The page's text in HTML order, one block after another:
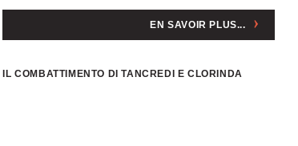
EN SAVOIR PLUS...
IL COMBATTIMENTO DI TANCREDI E CLORINDA